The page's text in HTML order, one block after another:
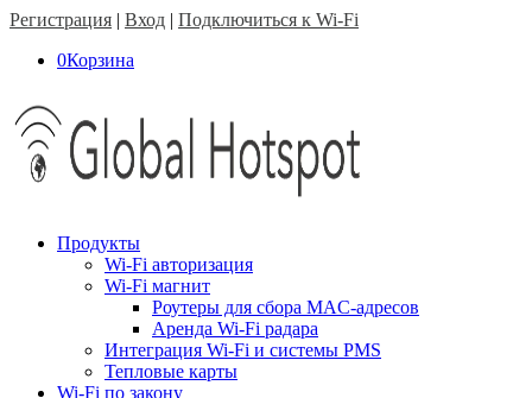
Регистрация | Вход | Подключиться к Wi-Fi
0Корзина
Продукты
Wi-Fi авторизация
Wi-Fi магнит
Роутеры для сбора MAC-адресов
Аренда Wi-Fi радара
Интеграция Wi-Fi и системы PMS
Тепловые карты
Wi-Fi по закону